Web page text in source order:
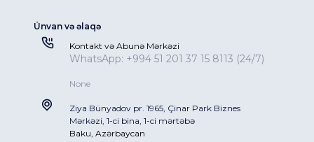
Ünvan və əlaqə
Kontakt və Abunə Mərkəzi
WhatsApp: +994 51 201 37 15 8113 (24/7)
None
Ziya Bünyadov pr. 1965, Çinar Park Biznes
Mərkəzi, 1-ci bina, 1-ci mərtəbə
Baku, Azərbaycan